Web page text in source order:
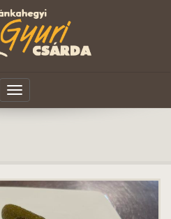
Toggle
navigation